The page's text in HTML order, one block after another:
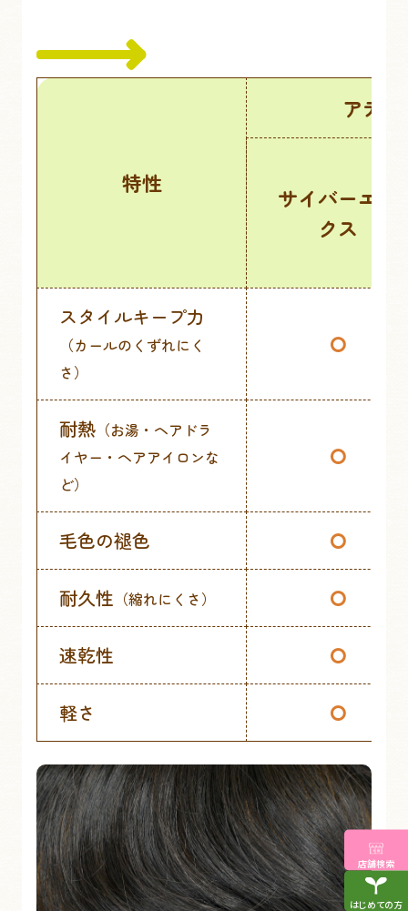
店舗検索
はじめての方
特性
アデ
サイバーエッ
クス
スタイルキープ力
（カールのくずれにく
さ）
⭘
耐熱 （お湯・ヘアドラ
イヤー・ヘアアイロンな
ど）
⭘
毛色の褪色 ⭘
耐久性 （縮れにくさ） ⭘
速乾性 ⭘
軽さ ⭘